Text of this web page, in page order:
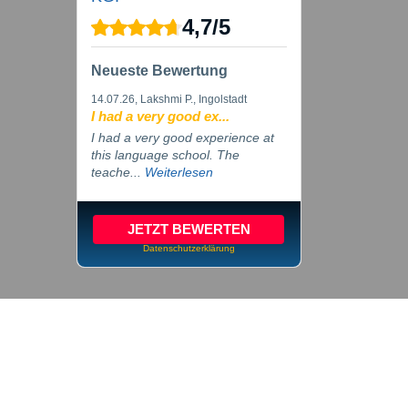
4,7/5
Neueste Bewertung
14.07.26, Lakshmi P., Ingolstadt
I had a very good ex...
I had a very good experience at
this language school. The
teache... Weiterlesen
JETZT BEWERTEN
Datenschutzerklärung